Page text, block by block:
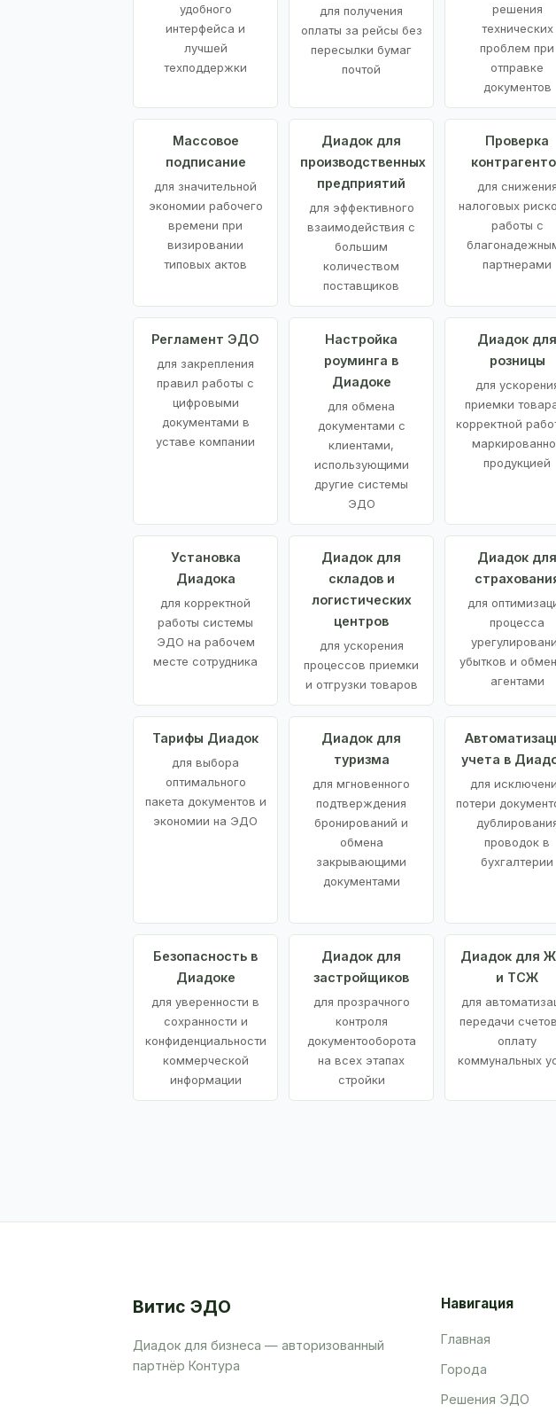
удобного
интерфейса и
лучшей
техподдержки
для получения
оплаты за рейсы без
пересылки бумаг
почтой
решения
технических
проблем при
отправке
документов
Массовое
подписание
для значительной
экономии рабочего
времени при
визировании
типовых актов
Диадок для
производственных
предприятий
для эффективного
взаимодействия с
большим
количеством
поставщиков
Проверка
для снижения
налоговых
работы с
партнерами
Регламент ЭДО
для закрепления
правил работы с
цифровыми
документами в
уставе компании
Настройка
роуминга в
Диадоке
для обмена
документами с
клиентами,
использующими
другие системы
ЭДО
Диадок для
розницы
для
приемки
корректной
продукцией
Установка
Диадока
для корректной
работы системы
ЭДО на рабочем
месте сотрудника
Диадок для
складов и
логистических
центров
для ускорения
процессов приемки
и отгрузки товаров
Диадок для
для
процесса
убытков и
агентами
Тарифы Диадок
для выбора
оптимального
пакета документов и
экономии на ЭДО
Диадок для
туризма
для мгновенного
подтверждения
бронирований и
обмена
закрывающими
документами
учета в
для
потери
проводок в
бухгалтерии
Безопасность в
Диадоке
для уверенности в
сохранности и
конфиденциальности
коммерческой
информации
Диадок для
застройщиков
для прозрачного
контроля
документооборота
на всех этапах
стройки
Диадок для
и ТСЖ
для
передачи
оплату
коммунальных
Витис ЭДО
Диадок для бизнеса — авторизованный
партнёр Контура
Навигация
Главная
Города
Решения ЭДО